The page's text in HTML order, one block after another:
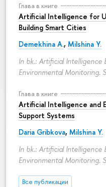
Глава в книге
Artificial Intelligence for
Building Smart Cities
Demekhina A., Milshina Y.
In bk.: Artificial Intelligence
Environmental Monitoring.
Глава в книге
Artificial Intelligence and
Support Systems
Daria Gribkova, Milshina Y.
In bk.: Artificial Intelligence
Environmental Monitoring.
Все публикации